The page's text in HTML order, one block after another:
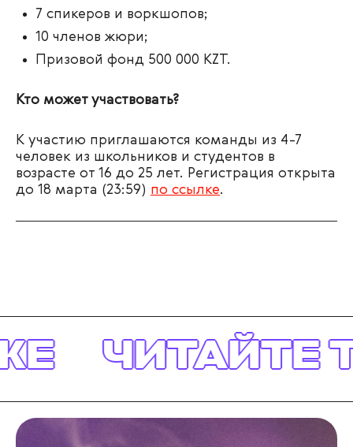
7 спикеров и воркшопов;
10 членов жюри;
Призовой фонд 500 000 KZT.
Кто может участвовать?
К участию приглашаются команды из 4-7
человек из школьников и студентов в
возрасте от 16 до 25 лет. Регистрация открыта
до 18 марта (23:59) по ссылке.
ЧИТАЙТЕ